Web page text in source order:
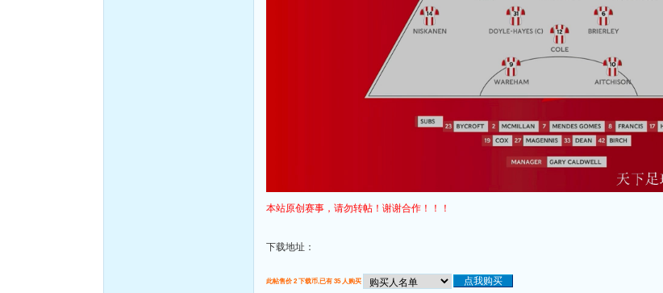
本站原创赛事，请勿转帖！谢谢合作！！！
下载地址：
此帖售价 2 下载币,已有 35 人购买